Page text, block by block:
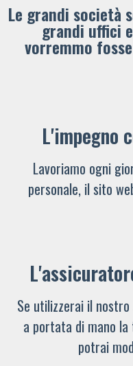
Le grandi società
grandi uffici
vorremmo
L'impegno
Lavoriamo ogni
personale, il sito
Se utilizzerai il
a portata di mano
potrai